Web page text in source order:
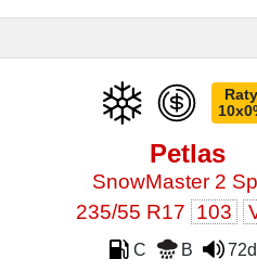
Raty
Petlas
SnowMaster 2
235/55 R17 103
C B